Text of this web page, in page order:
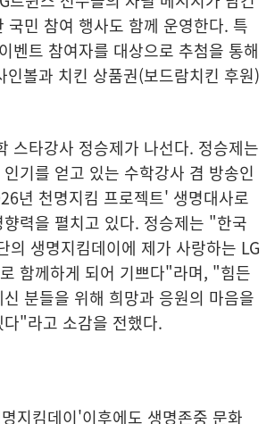
국민 참여 행사도 함께 운영한다. 특
벤트 참여자를 대상으로 추첨을 통해
인볼과 치킨 상품권(보드람치킨 후원)
스타강사 정승제가 나선다. 정승제는
기를 얻고 있는 수학강사 겸 방송인
년 천명지킴 프로젝트' 생명대사로
력을 펼치고 있다. 정승제는 "한국
의 생명지킴데이에 제가 사랑하는 LG
함께하게 되어 기쁘다"라며, "힘든
분들을 위해 희망과 응원의 마음을
"라고 소감을 전했다.
지킴데이'이후에도 생명존중 문화